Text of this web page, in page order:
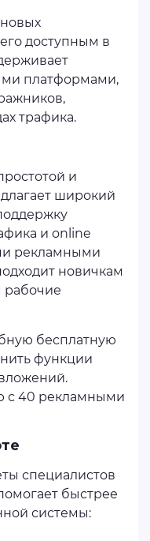
доступным в
платформами,
трафика.
и
широкий
и online
рекламными
новичкам
рабочие
бесплатную
функции
с 40 рекламными
специалистов
быстрее
системы: